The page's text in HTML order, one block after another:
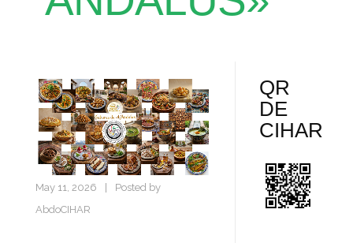
May 11, 2026 |
Posted by
AbdoCIHAR
QR
DE
CIHAR